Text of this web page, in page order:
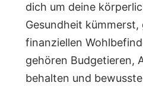
dich um deine
Gesundheit kümmerst,
finanziellen
gehören Budgetieren,
behalten und